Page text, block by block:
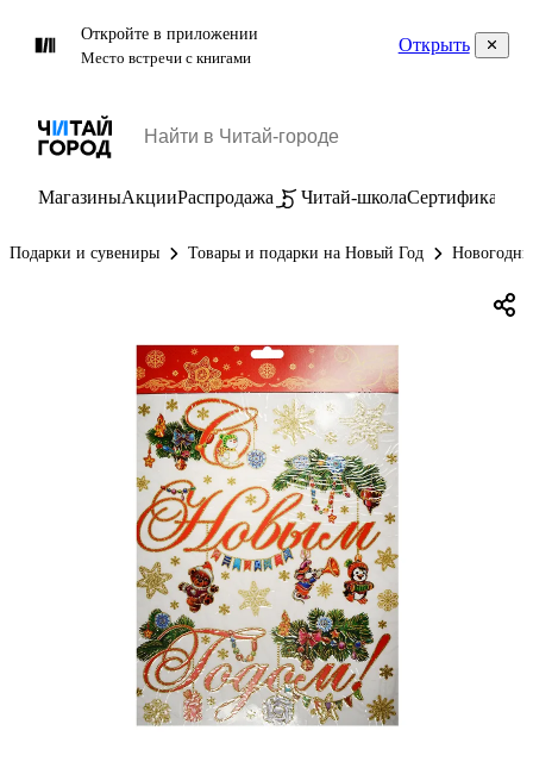
Откройте в приложении
Место встречи с книгами
Открыть
МагазиныАкцииРаспродажа Читай-школаСертификаты
Подарки и сувениры Товары и подарки на Новый Год